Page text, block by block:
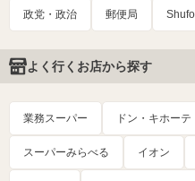
政党・政治 郵便局
よく行くお店から探す
業務スーパー ドン・キホーテ
スーパーみらべる イオン